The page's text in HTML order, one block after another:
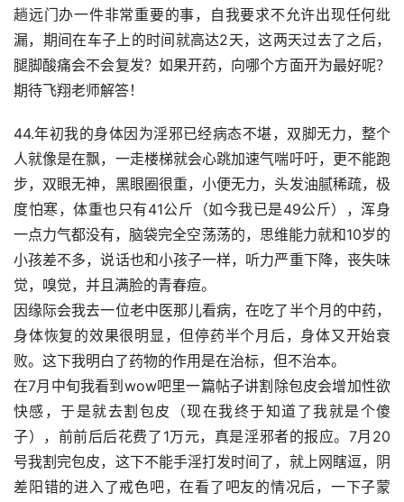
趟远门办一件非常重要的事，自我要求不允许出现任何纰
漏，期间在车子上的时间就高达2天，这两天过去了之后，
腿脚酸痛会不会复发？如果开药，向哪个方面开为最好呢？
期待飞翔老师解答！
44.年初我的身体因为淫邪已经病态不堪，双脚无力，整个
人就像是在飘，一走楼梯就会心跳加速气喘吁吁，更不能跑
步，双眼无神，黑眼圈很重，小便无力，头发油腻稀疏，极
度怕寒，体重也只有41公斤（如今我已是49公斤），浑身
一点力气都没有，脑袋完全空荡荡的，思维能力就和10岁的
小孩差不多，说话也和小孩子一样，听力严重下降，丧失味
觉，嗅觉，并且满脸的青春痘。
因缘际会我去一位老中医那儿看病，在吃了半个月的中药，
身体恢复的效果很明显，但停药半个月后，身体又开始衰
败。这下我明白了药物的作用是在治标，但不治本。
在7月中旬我看到wow吧里一篇帖子讲割除包皮会增加性欲
快感，于是就去割包皮（现在我终于知道了我就是个傻
子），前前后后花费了1万元，真是淫邪者的报应。7月20
号我割完包皮，这下不能手淫打发时间了，就上网瞎逗，阴
差阳错的进入了戒色吧，在看了吧友的情况后，一下子蒙